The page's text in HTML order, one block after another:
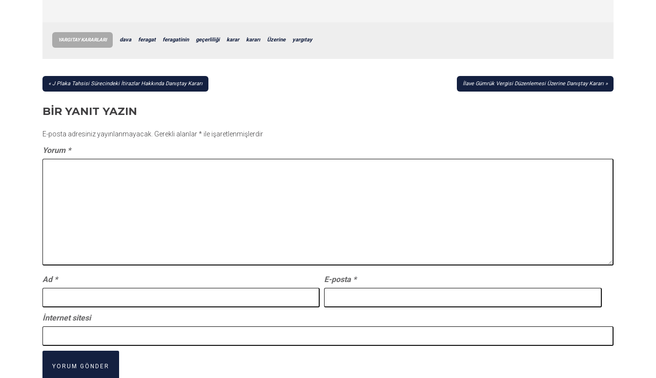
YARGITAY KARARLARI dava feragat feragatinin geçerliliği karar kararı Üzerine yargıtay
YAZI
J Plaka Tahsisi Sürecindeki İtirazlar Hakkında Danıştay Kararı İlave Gümrük Vergisi Düzenlemesi Üzerine Danıştay Kararı
BIR YANIT YAZIN
E-posta adresiniz yayınlanmayacak. Gerekli alanlar* ile işaretlenmişlerdir
Yorum *
Ad * E-posta *
İnternet sitesi